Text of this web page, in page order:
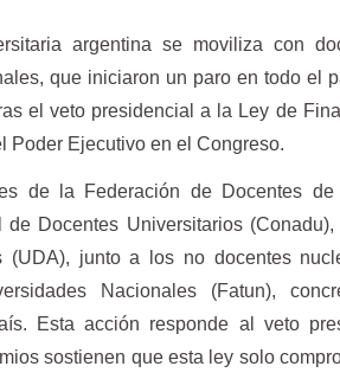
argentina se moviliza con
que iniciaron un paro en todo el
el veto presidencial a la Ley de
Poder Ejecutivo en el Congreso.
de la Federación de Docentes
de Docentes Universitarios
(UDA), junto a los no docentes
Nacionales (Fatun),
Esta acción responde al veto
sostienen que esta ley solo